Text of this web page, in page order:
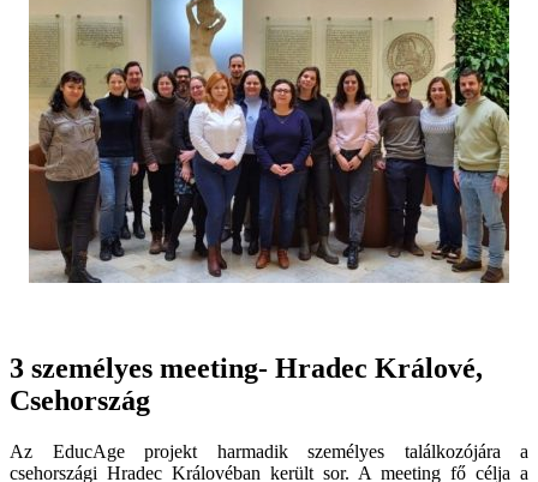
3 személyes meeting- Hradec Králové,
Csehország
Az EducAge projekt harmadik személyes találkozójára a
csehországi Hradec Královéban került sor. A meeting fő célja a